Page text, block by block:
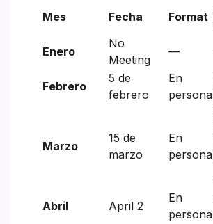
Mes Fecha Format
Enero
No
Meeting
—
Febrero
5 de
febrero
En
persona
Marzo
15 de
marzo
En
persona
Abril
April 2
En
persona